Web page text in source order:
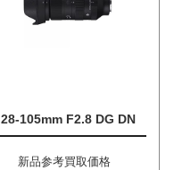
28-105mm F2.8 DG DN
新品参考買取価格